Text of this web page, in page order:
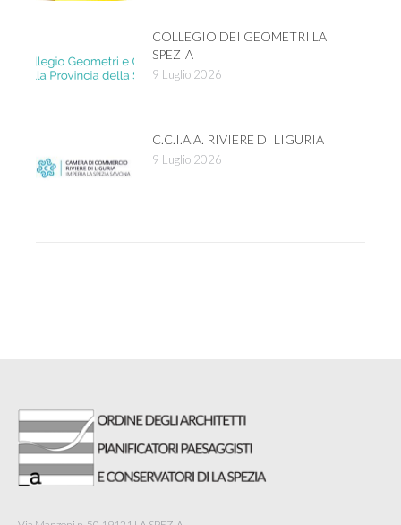
COLLEGIO DEI GEOMETRI LA
SPEZIA
9 Luglio 2026
C.C.I.A.A. RIVIERE DI LIGURIA
9 Luglio 2026